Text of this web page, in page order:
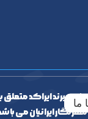
برند ایراکد
مهرنگار ایرانیان می
ما